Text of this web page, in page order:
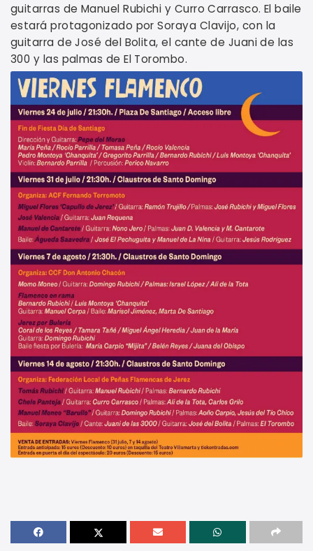
guitarras de Manuel Rubichi y Curro Carrasco. El baile
estará protagonizado por Soraya Clavijo, con la
guitarra de José del Bolita, el cante de Juani de las
300 y las palmas de El Torombo.